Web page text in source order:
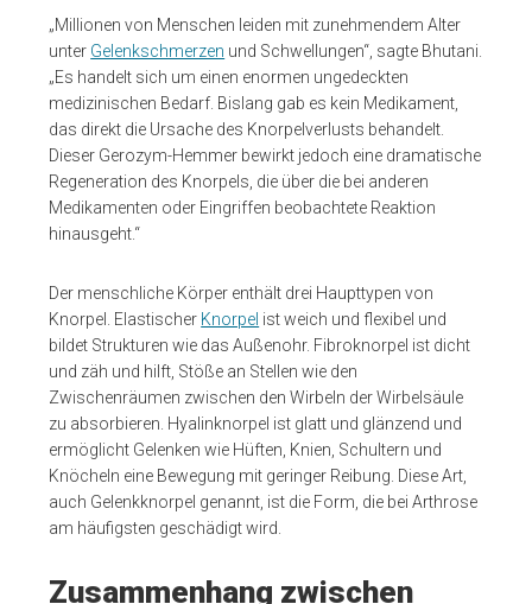
„Millionen von Menschen leiden mit zunehmendem Alter
unter Gelenkschmerzen und Schwellungen“, sagte Bhutani.
„Es handelt sich um einen enormen ungedeckten
medizinischen Bedarf. Bislang gab es kein Medikament,
das direkt die Ursache des Knorpelverlusts behandelt.
Dieser Gerozym-Hemmer bewirkt jedoch eine dramatische
Regeneration des Knorpels, die über die bei anderen
Medikamenten oder Eingriffen beobachtete Reaktion
hinausgeht.“
Der menschliche Körper enthält drei Haupttypen von
Knorpel. Elastischer Knorpel ist weich und flexibel und
bildet Strukturen wie das Außenohr. Fibroknorpel ist dicht
und zäh und hilft, Stöße an Stellen wie den
Zwischenräumen zwischen den Wirbeln der Wirbelsäule
zu absorbieren. Hyalinknorpel ist glatt und glänzend und
ermöglicht Gelenken wie Hüften, Knien, Schultern und
Knöcheln eine Bewegung mit geringer Reibung. Diese Art,
auch Gelenkknorpel genannt, ist die Form, die bei Arthrose
am häufigsten geschädigt wird.
Zusammenhang zwischen